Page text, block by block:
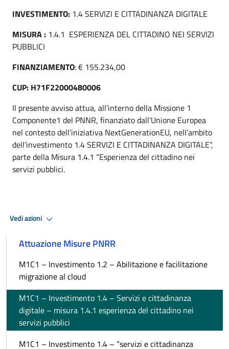
INVESTIMENTO: 1.4 SERVIZI E CITTADINANZA DIGITALE
MISURA : 1.4.1 ESPERIENZA DEL CITTADINO NEI SERVIZI
PUBBLICI
FINANZIAMENTO: € 155.234,00
CUP: H71F22000480006
Il presente avviso attua, all’interno della Missione 1
Componente1 del PNNR, finanziato dall’Unione Europea
nel contesto dell’iniziativa NextGenerationEU, nell’ambito
dell’investimento 1.4 SERVIZI E CITTADINANZA DIGITALE”,
parte della Misura 1.4.1 “Esperienza del cittadino nei
servizi pubblici.
Vedi azioni
Attuazione Misure PNRR
M1C1 – Investimento 1.2 – Abilitazione e facilitazione
migrazione al cloud
M1C1 – Investimento 1.4 – Servizi e cittadinanza
digitale – misura 1.4.1 esperienza del cittadino nei
servizi pubblici
M1C1 – Investimento 1.4 – “servizi e cittadinanza